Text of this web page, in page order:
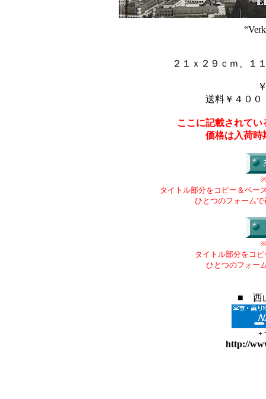
２１ｘ２９ｃｍ、１
送料￥４００
ここに記載されて
価格は入荷時
タイトル部分をコピー＆ペー
ひとつのフォーム
タイトル部分をコ
ひとつのフォー
■ 西
+
http://